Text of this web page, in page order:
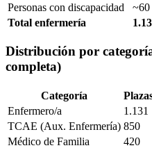
Personas con discapacidad
~60
Total enfermería
Distribución por
completa)
Categoría
Enfermero/a
1.131
TCAE (Aux. Enfermería) 850
Médico de Familia
420